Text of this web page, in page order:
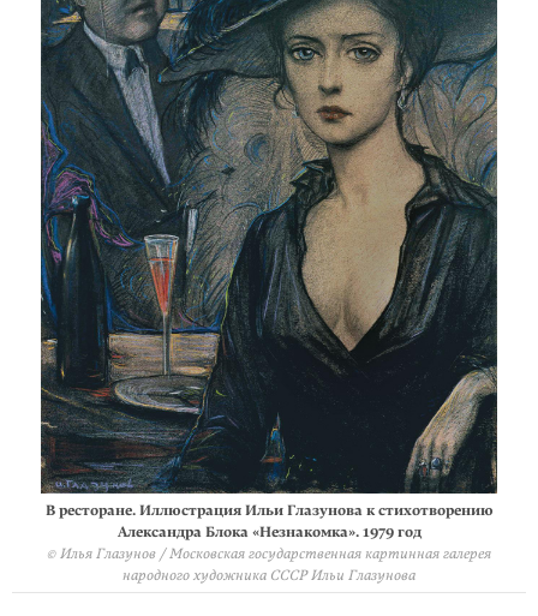
В ресторане. Иллюстрация Ильи Глазунова к стихотворению
Александра Блока «Незнакомка». 1979 год
© Илья Глазунов / Московская государственная картинная галерея
народного художника СССР Ильи Глазунова